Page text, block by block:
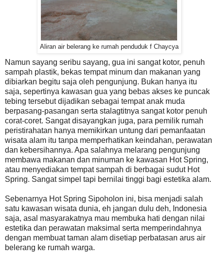
Aliran air belerang ke rumah penduduk f Chaycya
Namun sayang seribu sayang, gua ini sangat kotor, penuh
sampah plastik, bekas tempat minum dan makanan yang
dibiarkan begitu saja oleh pengunjung. Bukan hanya itu
saja, sepertinya kawasan gua yang bebas akses ke puncak
tebing tersebut dijadikan sebagai tempat anak muda
berpasang-pasangan serta stalagtitnya sangat kotor penuh
corat-coret. Sangat disayangkan juga, para pemilik rumah
peristirahatan hanya memikirkan untung dari pemanfaatan
wisata alam itu tanpa memperhatikan keindahan, perawatan
dan kebersihannya. Apa salahnya melarang pengunjung
membawa makanan dan minuman ke kawasan Hot Spring,
atau menyediakan tempat sampah di berbagai sudut Hot
Spring. Sangat simpel tapi bernilai tinggi bagi estetika alam.
Sebenarnya Hot Spring Sipoholon ini, bisa menjadi salah
satu kawasan wisata dunia, eh jangan dulu deh, Indonesia
saja, asal masyarakatnya mau membuka hati dengan nilai
estetika dan perawatan maksimal serta memperindahnya
dengan membuat taman alam disetiap perbatasan arus air
belerang ke rumah warga.